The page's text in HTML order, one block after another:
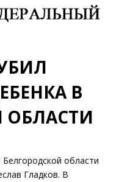
В
ОБЛАСТИ
области
Гладков. В